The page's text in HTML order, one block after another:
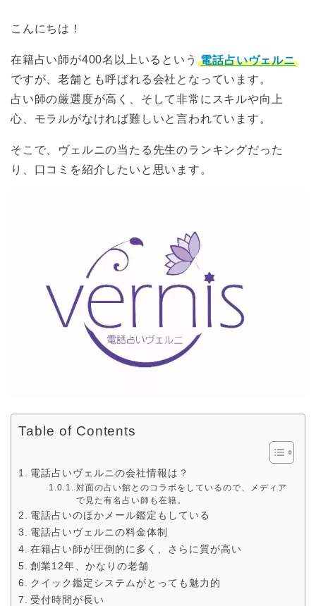
こんにちは！
在籍占い師が400名以上いるという 電話占いヴェルニ
ですが、老舗とも呼ばれる会社となっています。
占い師の厳選度が高く、そして非常にスキルや向上
心、モラルがなければ難しいと言われています。
そこで、ヴェルニの当たる先生のランキングだった
り、口コミを紹介したいと思います。
Table of Contents
電話占いヴェルニの会社情報は？
対面の占い館とのコラボをしているので、メディア
で見た有名占い師も在籍。
電話占いのほかメール鑑定もしている
電話占いヴェルニの料金体制
在籍占い師が圧倒的に多く、さらに質が高い
創業12年、かなりの老舗
クイック鑑定システムがとっても魅力的
受付時間が長い